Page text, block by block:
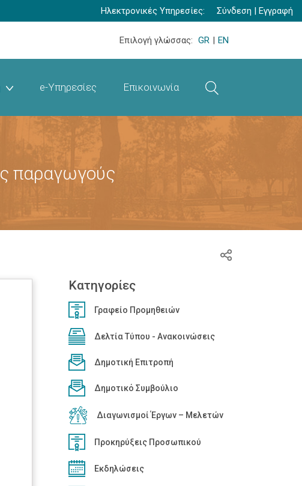
Ηλεκτρονικές Υπηρεσίες: Σύνδεση | Εγγραφή
Επιλογή γλώσσας: GR | EN
e-Υπηρεσίες Επικοινωνία
παραγωγούς
Κατηγορίες
Γραφείο Προμηθειών
Δελτία Τύπου - Ανακοινώσεις
Δημοτική Επιτροπή
Δημοτικό Συμβούλιο
Διαγωνισμοί Έργων – Μελετών
Προκηρύξεις Προσωπικού
Εκδηλώσεις